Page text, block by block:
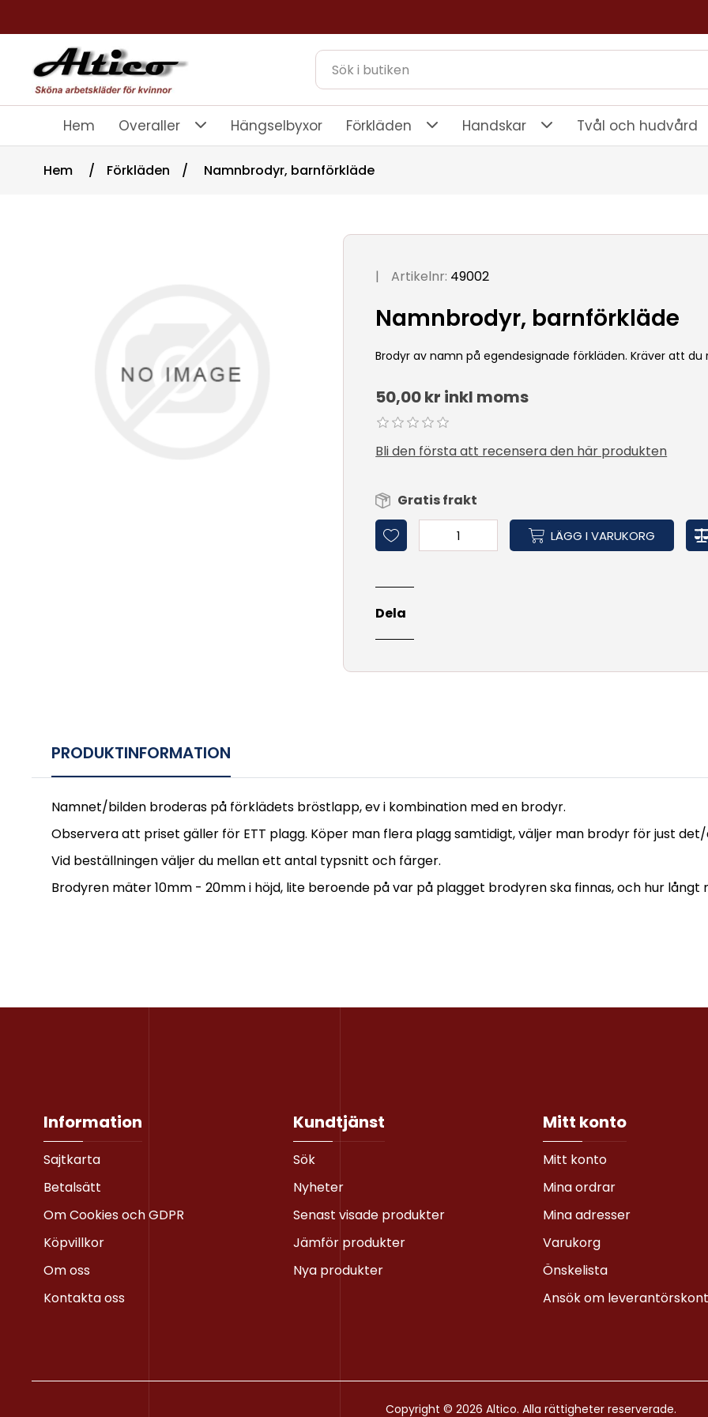
Hem Overaller Hängselbyxor Förkläden Handskar Tvål och hudvård
Hem / Förkläden / Namnbrodyr, barnförkläde
| Artikelnr: 49002
Namnbrodyr, barnförkläde
Brodyr av namn på egendesignade förkläden. Kräver att
50,00 kr inkl moms
Bli den första att recensera den här produkten
Gratis frakt
LÄGG I VARUKORG
Dela
PRODUKTINFORMATION
Namnet/bilden broderas på förklädets bröstlapp, ev i kombination med en brodyr.
Observera att priset gäller för ETT plagg. Köper man flera plagg samtidigt, väljer man brodyr för just
Vid beställningen väljer du mellan ett antal typsnitt och färger.
Brodyren mäter 10mm - 20mm i höjd, lite beroende på var på plagget brodyren ska finnas, och hur långt
Information
Sajtkarta
Betalsätt
Om Cookies och GDPR
Köpvillkor
Om oss
Kontakta oss
Kundtjänst
Sök
Nyheter
Senast visade produkter
Jämför produkter
Nya produkter
Mitt konto
Mitt konto
Mina ordrar
Mina adresser
Varukorg
Önskelista
Ansök om
Copyright © 2026 Altico. Alla rättigheter reserverade.